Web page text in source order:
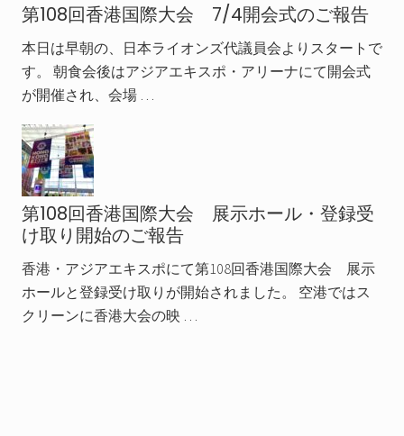
第108回香港国際大会 7/4開会式のご報告
本日は早朝の、日本ライオンズ代議員会よりスタートで
す。 朝食会後はアジアエキスポ・アリーナにて開会式
が開催され、会場 …
第108回香港国際大会 展示ホール・登録受
け取り開始のご報告
香港・アジアエキスポにて第108回香港国際大会 展示
ホールと登録受け取りが開始されました。 空港ではス
クリーンに香港大会の映 …